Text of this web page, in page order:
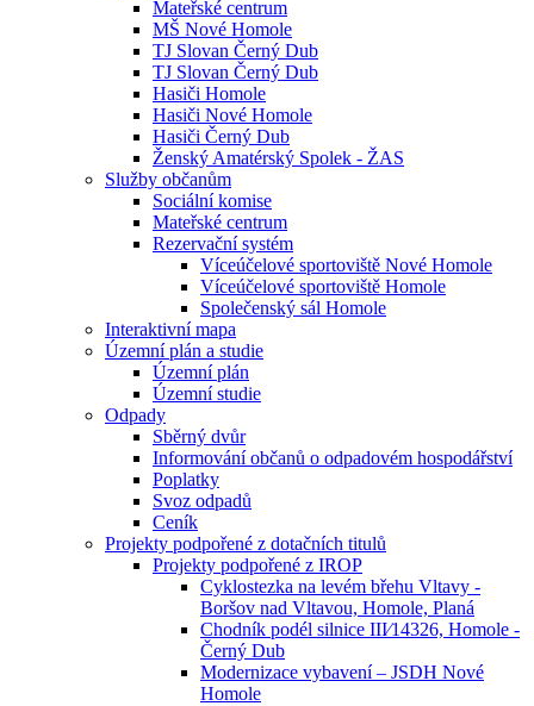
Mateřské centrum
MŠ Nové Homole
TJ Slovan Černý Dub
TJ Slovan Černý Dub
Hasiči Homole
Hasiči Nové Homole
Hasiči Černý Dub
Ženský Amatérský Spolek - ŽAS
Služby občanům
Sociální komise
Mateřské centrum
Rezervační systém
Víceúčelové sportoviště Nové Homole
Víceúčelové sportoviště Homole
Společenský sál Homole
Interaktivní mapa
Územní plán a studie
Územní plán
Územní studie
Odpady
Sběrný dvůr
Informování občanů o odpadovém hospodářství
Poplatky
Svoz odpadů
Ceník
Projekty podpořené z dotačních titulů
Projekty podpořené z IROP
Cyklostezka na levém břehu Vltavy -
Boršov nad Vltavou, Homole, Planá
Chodník podél silnice III⁄14326, Homole -
Černý Dub
Modernizace vybavení – JSDH Nové
Homole